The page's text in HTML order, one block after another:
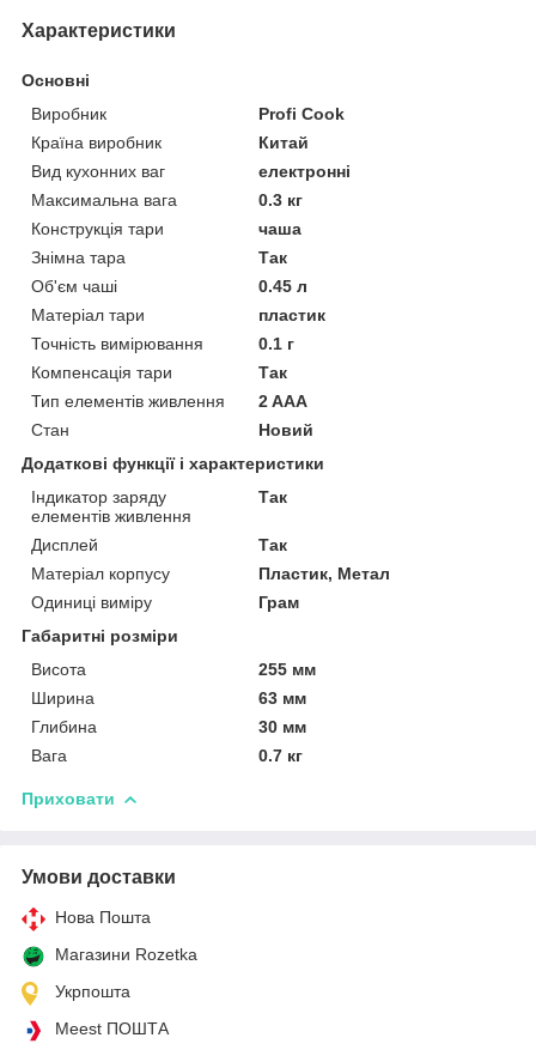
Характеристики
Основні
Виробник
Profi Cook
Країна виробник
Китай
Вид кухонних ваг
електронні
Максимальна вага
0.3 кг
Конструкція тари
чаша
Знімна тара
Так
Об'єм чаші
0.45 л
Матеріал тари
пластик
Точність вимірювання
0.1 г
Компенсація тари
Так
Тип елементів живлення
2 AAA
Стан
Новий
Додаткові функції і характеристики
Індикатор заряду
елементів живлення
Так
Дисплей
Так
Матеріал корпусу
Пластик, Метал
Одиниці виміру
Грам
Габаритні розміри
Висота
255 мм
Ширина
63 мм
Глибина
30 мм
Вага
0.7 кг
Приховати
Умови доставки
Нова Пошта
Магазини Rozetka
Укрпошта
Meest ПОШТА